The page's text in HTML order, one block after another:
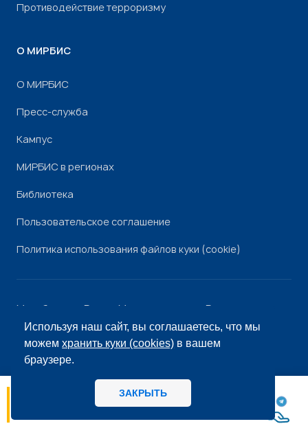
Используя наш сайт, вы соглашаетесь, что мы
можемхранить куки (cookies) в вашем
браузере.
ЗАКРЫТЬ
Противодействие терроризму
О МИРБИС
О МИРБИС
Пресс-служба
Кампус
МИРБИС в регионах
Библиотека
Пользовательское соглашение
Политика использования файлов куки (cookie)
Минобрнауки России Минпросвещения России
РоскомнадзорРособрнадзор
© «МИРБИС», 2026
МИРБИС - Школа бизнеса А вы как